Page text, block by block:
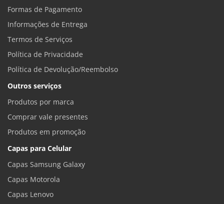
Formas de Pagamento
Informações de Entrega
Termos de Serviços
Política de Privacidade
Política de Devolução/Reembolso
Outros serviços
Produtos por marca
Comprar vale presentes
Produtos em promoção
Capas para Celular
Capas Samsung Galaxy
Capas Motorola
Capas Lenovo